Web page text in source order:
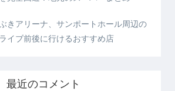
きアリーナ、サンポートホール周辺の
イブ前後に行けるおすすめ店
最近のコメント